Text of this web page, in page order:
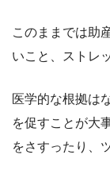
このままでは助
いこと、ストレ
医学的な根拠は
を促すことが大
をさすったり、